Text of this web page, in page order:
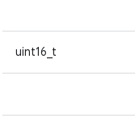
uint16_t